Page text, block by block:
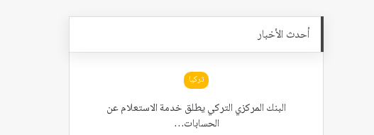
أحدث الأخبار
تركيا
البنك المركزي التركي يطلق خدمة الاستعلام عن
الحسابات…